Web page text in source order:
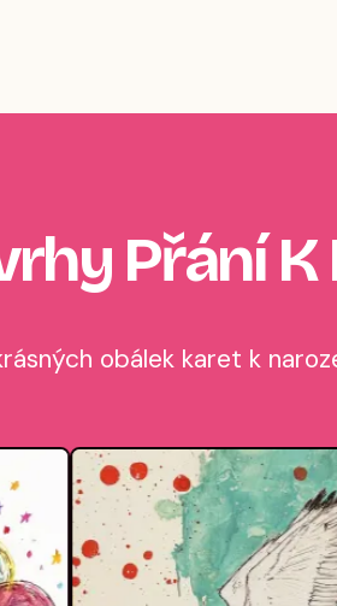
Přání
obálek karet k